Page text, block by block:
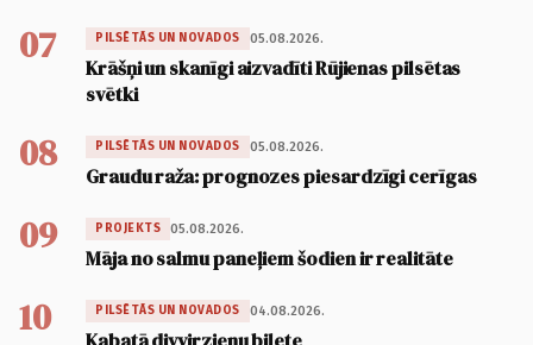
07 PILSĒTĀS UN NOVADOS 05.08.2026.
Krāšņi un skanīgi aizvadīti Rūjienas pilsētas
svētki
08 PILSĒTĀS UN NOVADOS 05.08.2026.
Graudu raža: prognozes piesardzīgi cerīgas
09 PROJEKTS 05.08.2026.
Māja no salmu paneļiem šodien ir realitāte
10 PILSĒTĀS UN NOVADOS 04.08.2026.